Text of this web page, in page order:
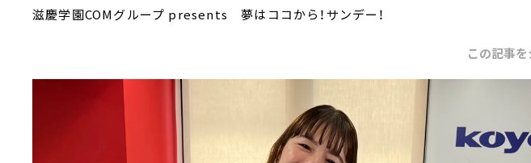
滋慶学園COMグループ presents 夢はココから！サンデー！
この記事